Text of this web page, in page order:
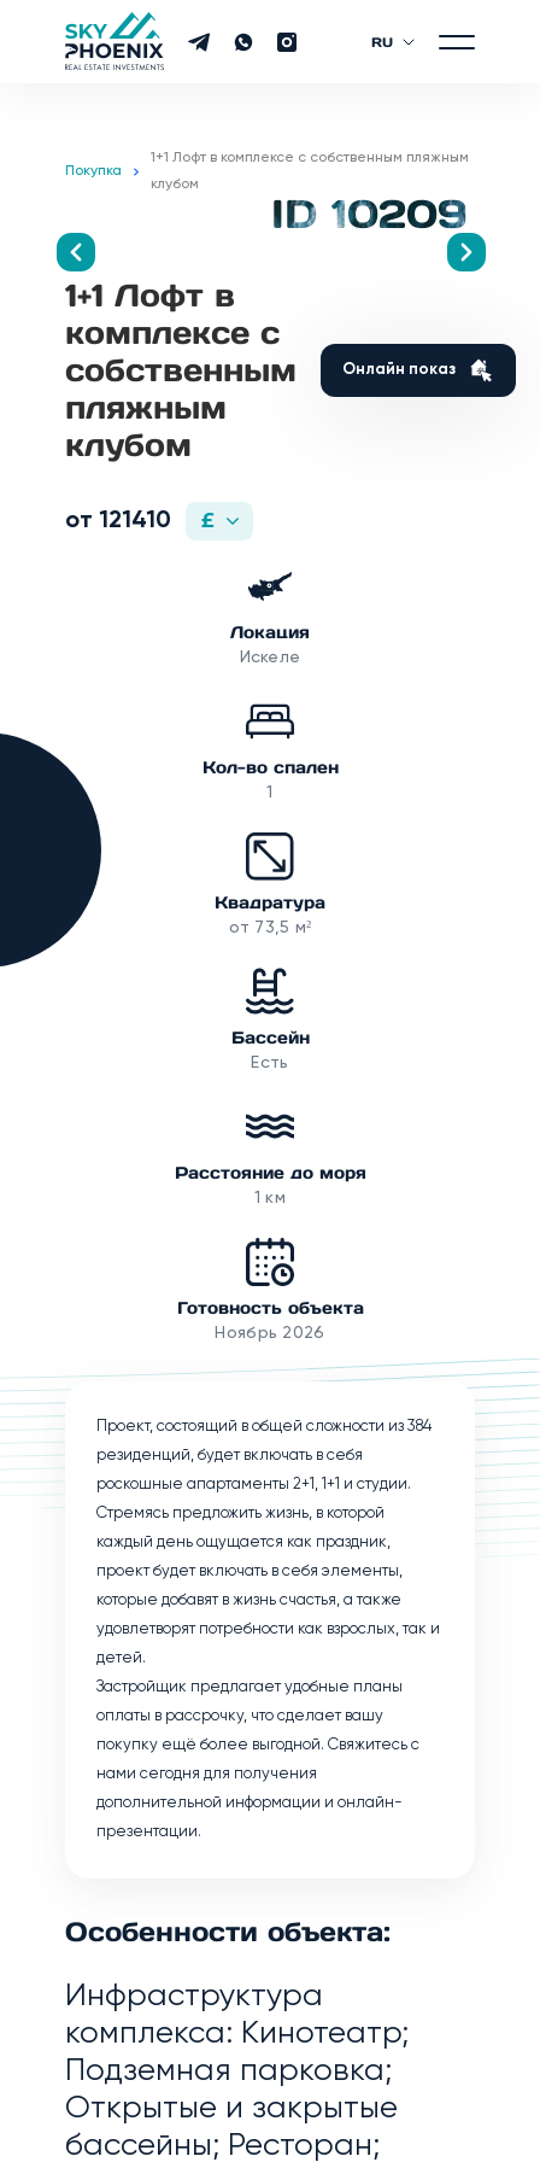
RU
ID 10209
Покупка
1+1 Лофт в комплексе с собственным пляжным
клубом
1+1 Лофт в
комплексе с
собственным
пляжным
клубом
Онлайн показ
от 121410 £
Локация
Искеле
Кол-во спален
1
Квадратура
от 73,5 м²
Бассейн
Есть
Расстояние до моря
1 км
Готовность объекта
Ноябрь 2026
Проект, состоящий в общей сложности из 384
резиденций, будет включать в себя
роскошные апартаменты 2+1, 1+1 и студии.
Стремясь предложить жизнь, в которой
каждый день ощущается как праздник,
проект будет включать в себя элементы,
которые добавят в жизнь счастья, а также
удовлетворят потребности как взрослых, так и
детей.
Застройщик предлагает удобные планы
оплаты в рассрочку, что сделает вашу
покупку ещё более выгодной. Свяжитесь с
нами сегодня для получения
дополнительной информации и онлайн-
презентации.
Особенности объекта:
Инфраструктура
комплекса: Кинотеатр;
Подземная парковка;
Открытые и закрытые
бассейны; Ресторан;